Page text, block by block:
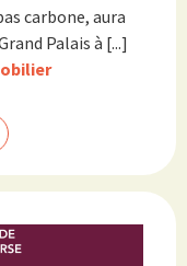
carbone, aura
Palais à [...]